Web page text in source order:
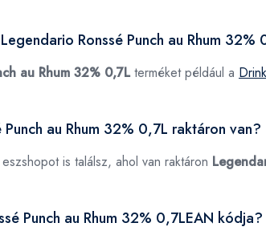
Ronssé Punch au Rhum
au Rhum 32% 0,7Lterméket például a
Punch au Rhum 32% 0,7L raktáron van?
is találsz, ahol van raktáron
Punch au Rhum 32% 0,7LEAN kódja?